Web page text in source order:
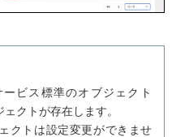
ビス標準のオブジェクト
クトが存在します。
クトは設定変更ができませ